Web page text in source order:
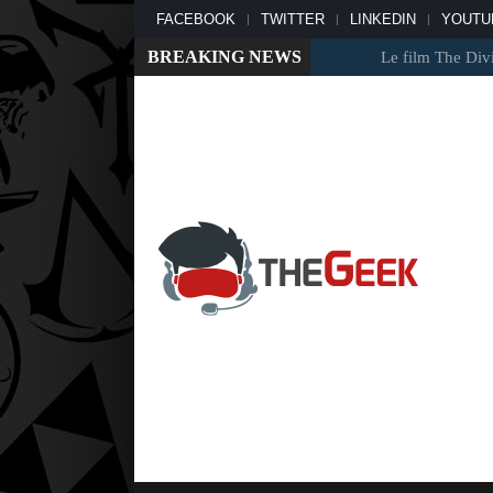
FACEBOOK TWITTER LINKEDIN
BREAKING NEWS Le film The Division